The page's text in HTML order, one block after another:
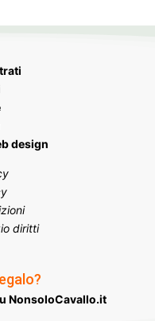
design
diritti
NonsoloCavallo.it